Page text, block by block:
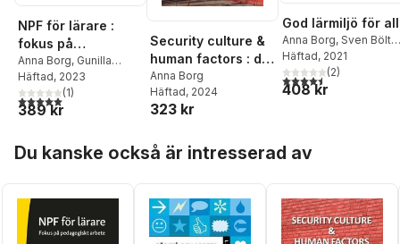
NPF för lärare :
fokus på
pedagogiskt arbete
Anna Borg, Gunilla
Carlsson Kendall
Häftad, 2023
5,0utav 5 stjärnor. Totalt antal röster:
(1)
389 kr
Security culture &
human factors : det
ska löna sig att
göra rätt!
Anna Borg
Häftad, 2024
323 kr
God lärmiljö för
Anna Borg, Sven Bölte ,
Linda Hallberg
Häftad, 2021
4,5utav 5 stjärnor.
(2)
408 kr
Du kanske också är intresserad av